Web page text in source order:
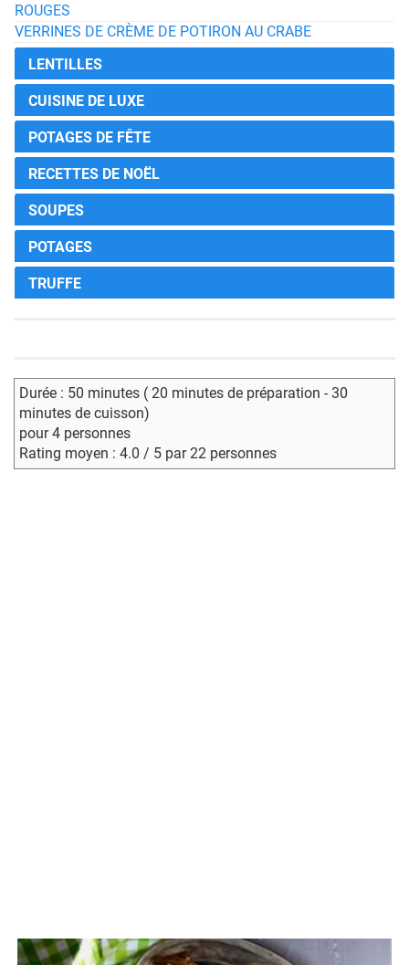
ROUGES
VERRINES DE CRÈME DE POTIRON AU CRABE
LENTILLES
CUISINE DE LUXE
POTAGES DE FÊTE
RECETTES DE NOËL
SOUPES
POTAGES
TRUFFE
Durée : 50 minutes ( 20 minutes de préparation - 30
minutes de cuisson)
pour 4 personnes
Rating moyen : 4.0 / 5 par 22 personnes